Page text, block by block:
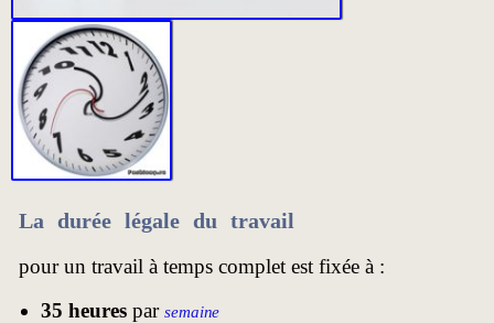
La durée légale du travail
pour un travail à temps complet est fixée à :
35 heures par semaine